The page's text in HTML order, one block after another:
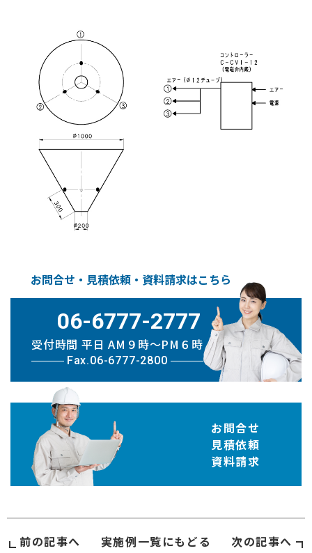
お問合せ・見積依頼・資料請求はこちら
06-6777-2777
受付時間 平日 AM９時〜PM６時
Fax.06-6777-2800
お問合せ
見積依頼
資料請求
前の記事へ 実施例一覧にもどる 次の記事へ